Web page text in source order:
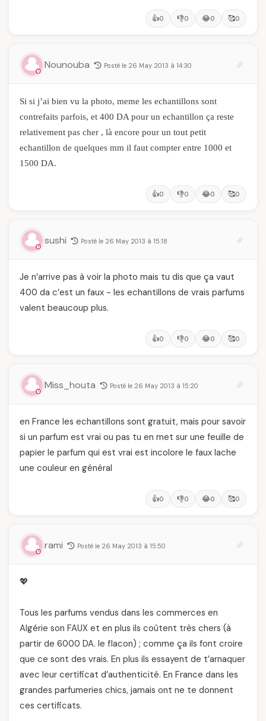
👍0 👎0 😂0 🥰0
Nounouba Posté le 26 May 2013 à 14:30
Si si j’ai bien vu la photo, meme les echantillons sont
contrefaits parfois, et 400 DA pour un echantillon ça reste
relativement pas cher , là encore pour un tout petit
echantillon de quelques mm il faut compter entre 1000 et
1500 DA.
👍0 👎0 😂0 🥰0
sushi Posté le 26 May 2013 à 15:18
Je n’arrive pas à voir la photo mais tu dis que ça vaut
400 da c’est un faux - les echantillons de vrais parfums
valent beaucoup plus.
👍0 👎0 😂0 🥰0
Miss_houta Posté le 26 May 2013 à 15:20
en France les echantillons sont gratuit, mais pour savoir
si un parfum est vrai ou pas tu en met sur une feuille de
papier le parfum qui est vrai est incolore le faux lache
une couleur en général
👍0 👎0 😂0 🥰0
rami Posté le 26 May 2013 à 15:50
💖
Tous les parfums vendus dans les commerces en
Algérie son FAUX et en plus ils coûtent très chers (à
partir de 6000 DA. le flacon) ; comme ça ils font croire
que ce sont des vrais. En plus ils essayent de t’arnaquer
avec leur certificat d’authenticité. En France dans les
grandes parfumeries chics, jamais ont ne te donnent
ces certificats.